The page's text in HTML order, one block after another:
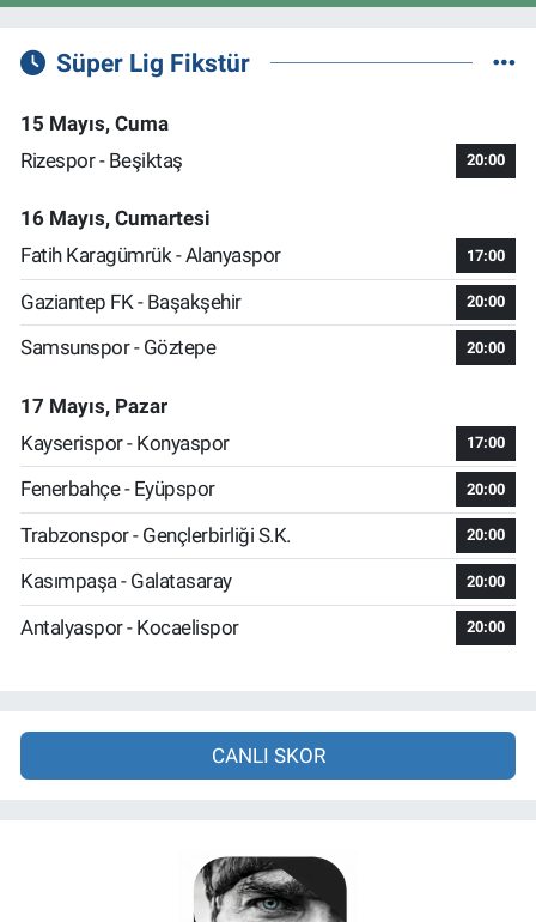
Süper Lig Fikstür
15 Mayıs, Cuma
Rizespor - Beşiktaş
20:00
16 Mayıs, Cumartesi
Fatih Karagümrük - Alanyaspor
17:00
Gaziantep FK - Başakşehir 20:00
Samsunspor - Göztepe 20:00
17 Mayıs, Pazar
Kayserispor - Konyaspor
17:00
Fenerbahçe - Eyüpspor 20:00
Trabzonspor - Gençlerbirliği S.K. 20:00
Kasımpaşa - Galatasaray 20:00
Antalyaspor - Kocaelispor 20:00
CANLI SKOR